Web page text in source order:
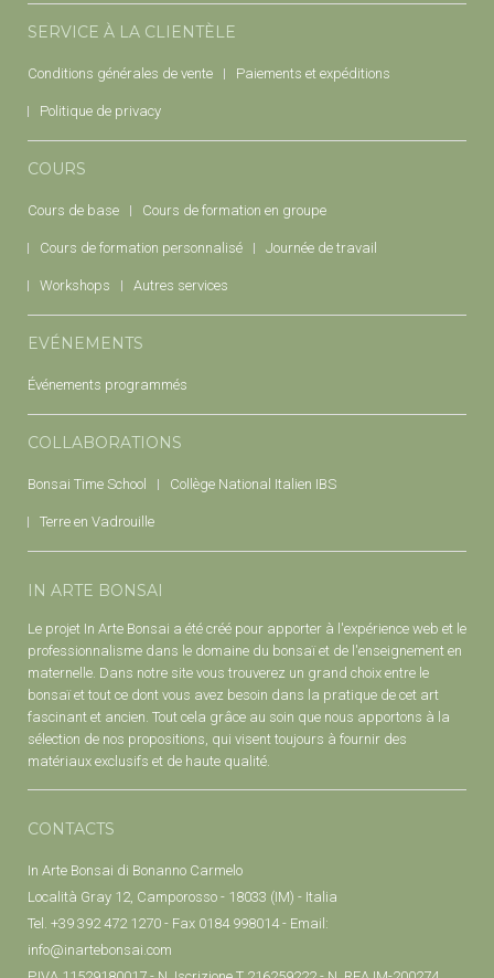
SERVICE À LA CLIENTÈLE
Conditions générales de vente Paiements et expéditions
Politique de privacy
COURS
Cours de base Cours de formation en groupe
Cours de formation personnalisé Journée de travail
Workshops Autres services
EVÉNEMENTS
Événements programmés
COLLABORATIONS
Bonsai Time School Collège National Italien IBS
Terre en Vadrouille
IN ARTE BONSAI
Le projet In Arte Bonsai a été créé pour apporter à l'expérience web et le
professionnalisme dans le domaine du bonsaï et de l'enseignement en
maternelle. Dans notre site vous trouverez un grand choix entre le
bonsaï et tout ce dont vous avez besoin dans la pratique de cet art
fascinant et ancien. Tout cela grâce au soin que nous apportons à la
sélection de nos propositions, qui visent toujours à fournir des
matériaux exclusifs et de haute qualité.
CONTACTS
In Arte Bonsai di Bonanno Carmelo
Località Gray 12, Camporosso - 18033 (IM) - Italia
Tel. +39 392 472 1270 - Fax 0184 998014 - Email:
info@inartebonsai.com